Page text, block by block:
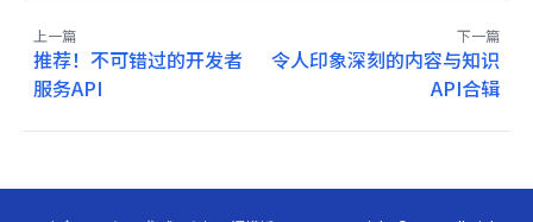
上一篇
推荐！不可错过的开发者
服务API
下一篇
令人印象深刻的内容与知识
API合辑